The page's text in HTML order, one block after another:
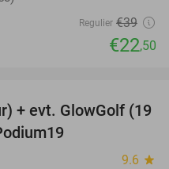
Regulier €39
€22,50
36%
+ evt. GlowGolf (19
9.6 star